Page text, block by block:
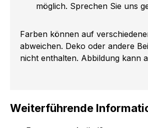
möglich. Sprechen Sie uns
Farben können auf
abweichen. Deko oder andere
nicht enthalten. Abbildung kann
Weiterführende